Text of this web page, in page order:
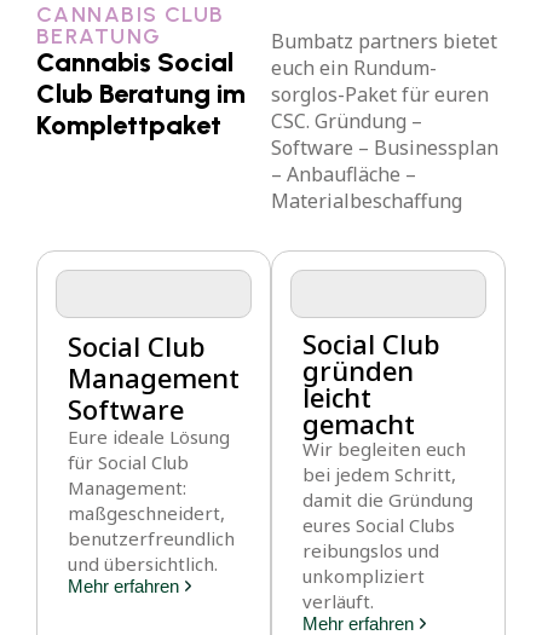
CANNABIS CLUB
BERATUNG
Cannabis Social
Club Beratung im
Komplettpaket
Bumbatz partners bietet
euch ein Rundum-
sorglos-Paket für euren
CSC. Gründung –
Software – Businessplan
– Anbaufläche –
Materialbeschaffung
Social Club
Management
Software
Eure ideale Lösung
für Social Club
Management:
maßgeschneidert,
benutzerfreundlich
und übersichtlich.
Mehr erfahren
Social Club
gründen
leicht
gemacht
Wir begleiten euch
bei jedem Schritt,
damit die Gründung
eures Social Clubs
reibungslos und
unkompliziert
verläuft.
Mehr erfahren